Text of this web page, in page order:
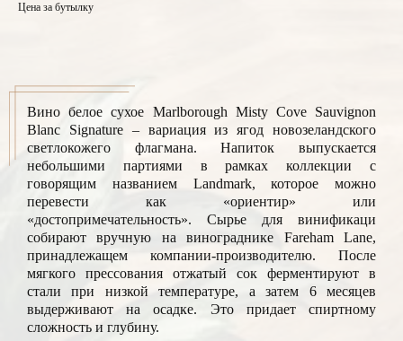
Цена за бутылку
Вино белое сухое Marlborough Misty Cove Sauvignon
Blanc Signature – вариация из ягод новозеландского
светлокожего флагмана. Напиток выпускается
небольшими партиями в рамках коллекции с
говорящим названием Landmark, которое можно
перевести как «ориентир» или
«достопримечательность». Сырье для винификаци
собирают вручную на винограднике Fareham Lane,
принадлежащем компании-производителю. После
мягкого прессования отжатый сок ферментируют в
стали при низкой температуре, а затем 6 месяцев
выдерживают на осадке. Это придает спиртному
сложность и глубину.